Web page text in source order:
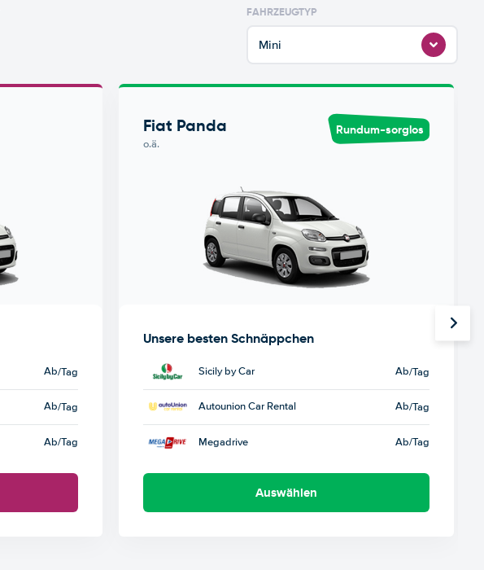
FAHRZEUGTYP
Mini
Ab/Tag
Ab/Tag
Ab/Tag
Fiat Panda
o.ä.
Rundum-sorglos
Unsere besten Schnäppchen
Sicily by Car Ab/Tag
Autounion Car Rental Ab/Tag
Megadrive Ab/Tag
Auswählen